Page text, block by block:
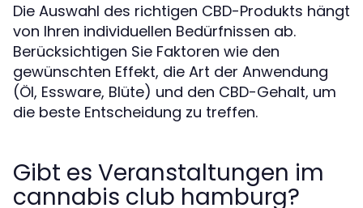
Die Auswahl des richtigen CBD-Produkts hängt
von Ihren individuellen Bedürfnissen ab.
Berücksichtigen Sie Faktoren wie den
gewünschten Effekt, die Art der Anwendung
(Öl, Essware, Blüte) und den CBD-Gehalt, um
die beste Entscheidung zu treffen.
Gibt es Veranstaltungen im
cannabis club hamburg?